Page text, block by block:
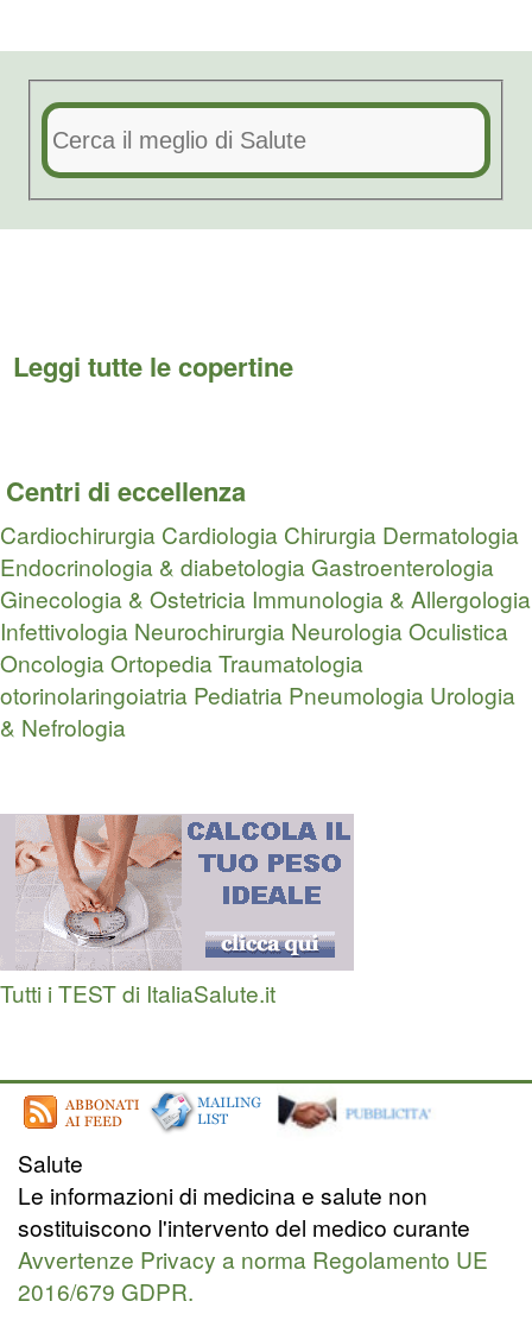
Leggi tutte le copertine
Centri di eccellenza
Cardiochirurgia Cardiologia Chirurgia Dermatologia
Endocrinologia & diabetologia Gastroenterologia
Ginecologia & Ostetricia Immunologia & Allergologia
Infettivologia Neurochirurgia NeurologiaOculistica
OncologiaOrtopedia Traumatologia
otorinolaringoiatria Pediatria Pneumologia Urologia
& Nefrologia
Tutti i TEST di ItaliaSalute.it
Salute
Le informazioni di medicina e salute non
sostituiscono l'intervento del medico curante
Avvertenze Privacy a norma Regolamento UE
2016/679 GDPR.